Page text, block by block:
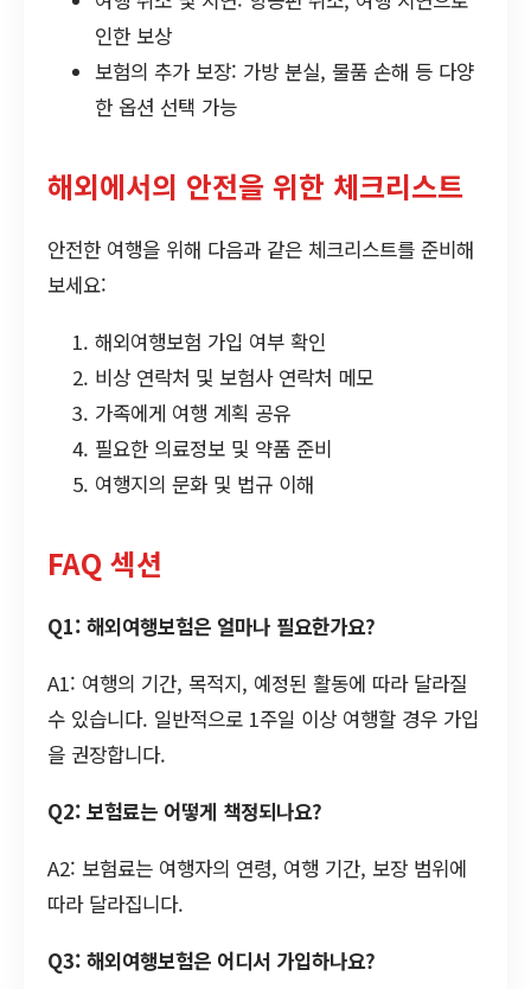
인한 보상
보험의 추가 보장: 가방 분실, 물품 손해 등 다양
한 옵션 선택 가능
해외에서의 안전을 위한 체크리스트
안전한 여행을 위해 다음과 같은 체크리스트를 준비해
보세요:
해외여행보험 가입 여부 확인
비상 연락처 및 보험사 연락처 메모
가족에게 여행 계획 공유
필요한 의료정보 및 약품 준비
여행지의 문화 및 법규 이해
FAQ 섹션
Q1: 해외여행보험은 얼마나 필요한가요?
A1: 여행의 기간, 목적지, 예정된 활동에 따라 달라질
수 있습니다. 일반적으로 1주일 이상 여행할 경우 가입
을 권장합니다.
Q2: 보험료는 어떻게 책정되나요?
A2: 보험료는 여행자의 연령, 여행 기간, 보장 범위에
따라 달라집니다.
Q3: 해외여행보험은 어디서 가입하나요?